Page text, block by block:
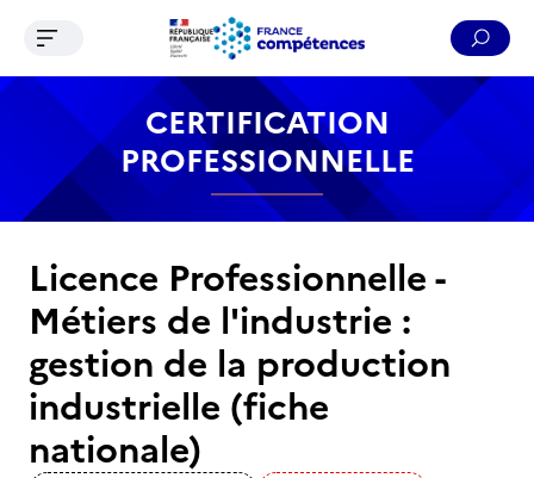
Contenu Recherche Menu Pied de page
Ouvrir le menu de navigation
CERTIFICATION
PROFESSIONNELLE
Licence Professionnelle -
Métiers de l'industrie :
gestion de la production
industrielle (fiche
nationale)